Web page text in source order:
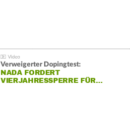
Verweigerter Dopingtest:
NADA FORDERT
VIERJAHRESSPERRE FÜR…